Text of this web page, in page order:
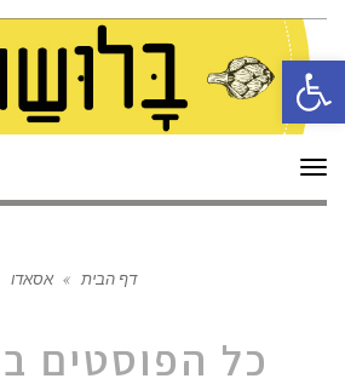
פתח סרגל נגישות
תפריט
דף הבית » אסאדו
כל הפוסטים ב